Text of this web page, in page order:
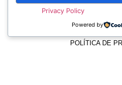
TERMOS E
POLÍTICA DE
Privacy Policy
Powered by